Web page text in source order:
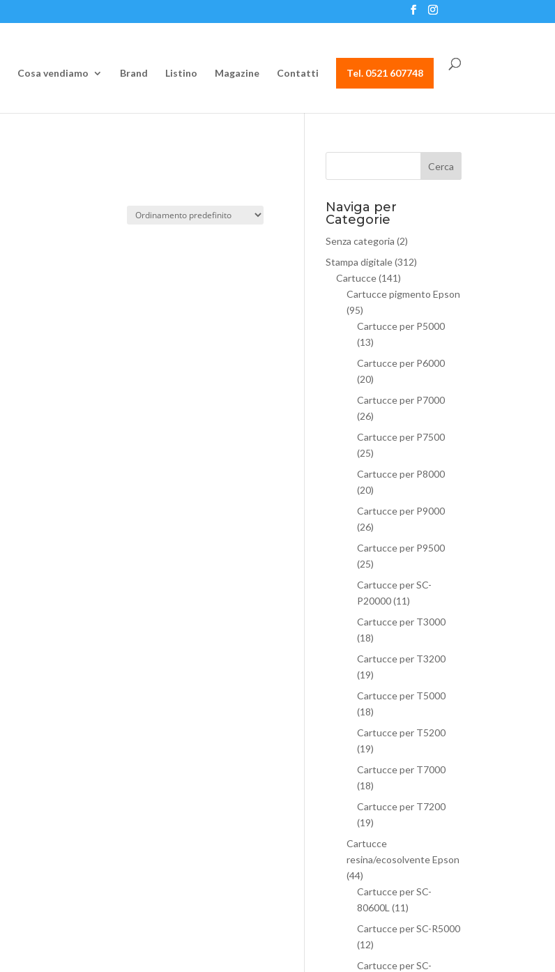
Cosa vendiamo Brand Listino Magazine Contatti Tel. 0521 607748
Naviga per
Categorie
Senza categoria (2)
Stampa digitale(312)
Cartucce(141)
Cartucce pigmento Epson
(95)
Cartucce per P5000
(13)
Cartucce per P6000
(20)
Cartucce per P7000
(26)
Cartucce per P7500
(25)
Cartucce per P8000
(20)
Cartucce per P9000
(26)
Cartucce per P9500
(25)
Cartucce per SC-
P20000(11)
Cartucce per T3000
(18)
Cartucce per T3200
(19)
Cartucce per T5000
(18)
Cartucce per T5200
(19)
Cartucce per T7000
(18)
Cartucce per T7200
(19)
Cartucce
resina/ecosolvente Epson
(44)
Cartucce per SC-
80600L (11)
Cartucce per SC-R5000
(12)
Cartucce per SC-